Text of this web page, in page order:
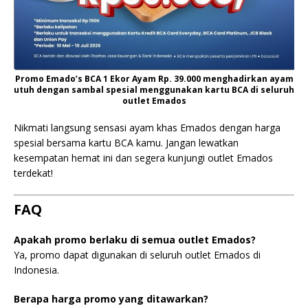
Promo Emado’s BCA 1 Ekor Ayam Rp. 39.000 menghadirkan ayam
utuh dengan sambal spesial menggunakan kartu BCA di seluruh
outlet Emados
Nikmati langsung sensasi ayam khas Emados dengan harga
spesial bersama kartu BCA kamu. Jangan lewatkan
kesempatan hemat ini dan segera kunjungi outlet Emados
terdekat!
FAQ
Apakah promo berlaku di semua outlet Emados?
Ya, promo dapat digunakan di seluruh outlet Emados di
Indonesia.
Berapa harga promo yang ditawarkan?